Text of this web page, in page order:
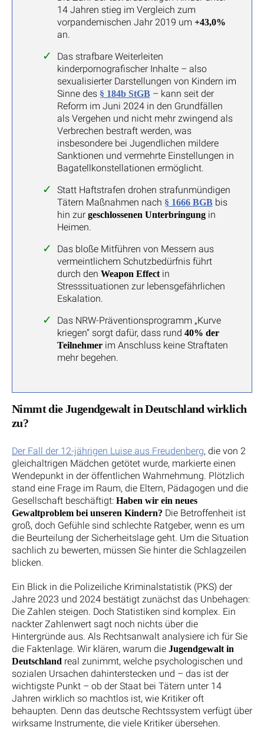
14 Jahren stieg im Vergleich zum
vorpandemischen Jahr 2019 um +43,0%
an.
Das strafbare Weiterleiten
kinderpornografischer Inhalte – also
sexualisierter Darstellungen von Kindern im
Sinne des § 184b StGB– kann seit der
Reform im Juni 2024 in den Grundfällen
als Vergehen und nicht mehr zwingend als
Verbrechen bestraft werden, was
insbesondere bei Jugendlichen mildere
Sanktionen und vermehrte Einstellungen in
Bagatellkonstellationen ermöglicht.
Statt Haftstrafen drohen strafunmündigen
Tätern Maßnahmen nach § 1666 BGBbis
hin zur geschlossenen Unterbringungin
Heimen.
Das bloße Mitführen von Messern aus
vermeintlichem Schutzbedürfnis führt
durch den Weapon Effectin
Stresssituationen zur lebensgefährlichen
Eskalation.
Das NRW-Präventionsprogramm „Kurve
kriegen“ sorgt dafür, dass rund 40% der
Teilnehmerim Anschluss keine Straftaten
mehr begehen.
Nimmt die Jugendgewalt in Deutschland wirklich
zu?
Der Fall der 12-jährigen Luise aus Freudenberg, die von 2
gleichaltrigen Mädchen getötet wurde, markierte einen
Wendepunkt in der öffentlichen Wahrnehmung. Plötzlich
stand eine Frage im Raum, die Eltern, Pädagogen und die
Gesellschaft beschäftigt: Haben wir ein neues
Gewaltproblem bei unseren Kindern? Die Betroffenheit ist
groß, doch Gefühle sind schlechte Ratgeber, wenn es um
die Beurteilung der Sicherheitslage geht. Um die Situation
sachlich zu bewerten, müssen Sie hinter die Schlagzeilen
blicken.
Ein Blick in die Polizeiliche Kriminalstatistik (PKS) der
Jahre 2023 und 2024 bestätigt zunächst das Unbehagen:
Die Zahlen steigen. Doch Statistiken sind komplex. Ein
nackter Zahlenwert sagt noch nichts über die
Hintergründe aus. Als Rechtsanwalt analysiere ich für Sie
die Faktenlage. Wir klären, warum die Jugendgewalt in
Deutschland real zunimmt, welche psychologischen und
sozialen Ursachen dahinterstecken und – das ist der
wichtigste Punkt – ob der Staat bei Tätern unter 14
Jahren wirklich so machtlos ist, wie Kritiker oft
behaupten. Denn das deutsche Rechtssystem verfügt über
wirksame Instrumente, die viele Kritiker übersehen.